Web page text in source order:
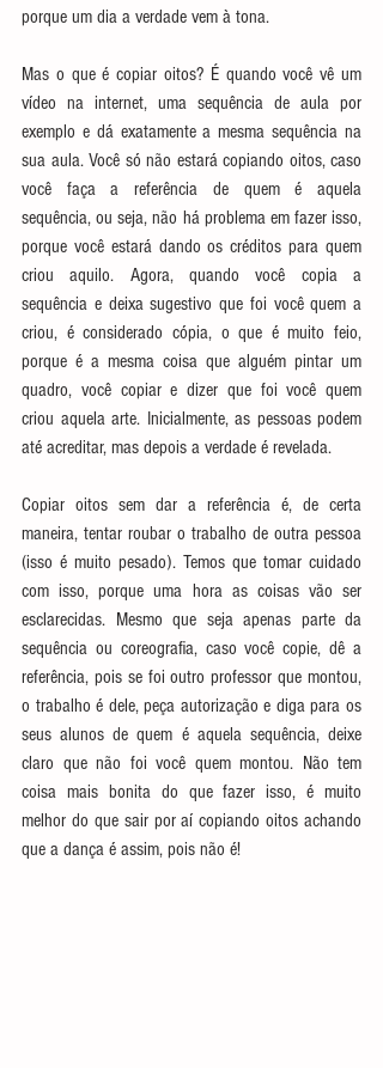
porque um dia a verdade vem à tona.
Mas o que é copiar oitos? É quando você vê um
vídeo na internet, uma sequência de aula por
exemplo e dá exatamente a mesma sequência na
sua aula. Você só não estará copiando oitos, caso
você faça a referência de quem é aquela
sequência, ou seja, não há problema em fazer isso,
porque você estará dando os créditos para quem
criou aquilo. Agora, quando você copia a
sequência e deixa sugestivo que foi você quem a
criou, é considerado cópia, o que é muito feio,
porque é a mesma coisa que alguém pintar um
quadro, você copiar e dizer que foi você quem
criou aquela arte. Inicialmente, as pessoas podem
até acreditar, mas depois a verdade é revelada.
Copiar oitos sem dar a referência é, de certa
maneira, tentar roubar o trabalho de outra pessoa
(isso é muito pesado). Temos que tomar cuidado
com isso, porque uma hora as coisas vão ser
esclarecidas. Mesmo que seja apenas parte da
sequência ou coreografia, caso você copie, dê a
referência, pois se foi outro professor que montou,
o trabalho é dele, peça autorização e diga para os
seus alunos de quem é aquela sequência, deixe
claro que não foi você quem montou. Não tem
coisa mais bonita do que fazer isso, é muito
melhor do que sair por aí copiando oitos achando
que a dança é assim, pois não é!